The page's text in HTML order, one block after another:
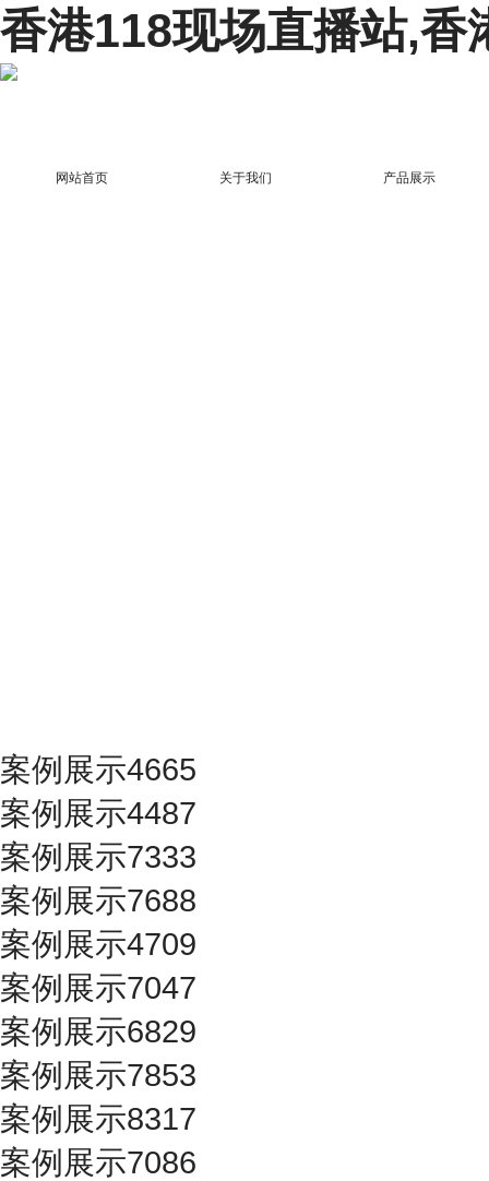
香港118现场直播站,香
网站首页 关于我们 产品展示
案例展示4665
案例展示4487
案例展示7333
案例展示7688
案例展示4709
案例展示7047
案例展示6829
案例展示7853
案例展示8317
案例展示7086